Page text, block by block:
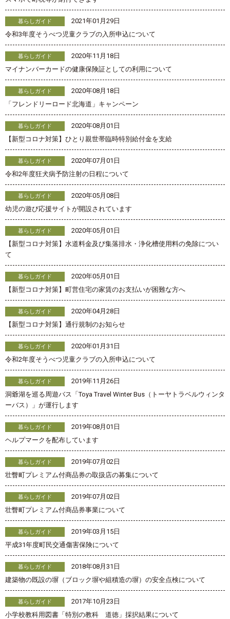
暮らしガイド
2021年01月29日
令和3年度そうべつ児童クラブの入所申込について
暮らしガイド
2020年11月18日
マイナンバーカードの健康保険証としての利用について
暮らしガイド
2020年08月18日
「フレンドリーロード北海道」キャンペーン
暮らしガイド
2020年08月01日
【新型コロナ対策】ひとり親世帯臨時特別給付金を支給
暮らしガイド
2020年07月01日
令和2年度狂犬病予防注射の日程について
暮らしガイド
2020年05月08日
幼児の遊び応援サイトが開設されています
暮らしガイド
2020年05月01日
【新型コロナ対策】水道料金及び集落排水・浄化槽使用料の免除につい
て
暮らしガイド
2020年05月01日
【新型コロナ対策】町営住宅の家賃のお支払いが困難な方へ
暮らしガイド
2020年04月28日
【新型コロナ対策】通行規制のお知らせ
暮らしガイド
2020年01月31日
令和2年度そうべつ児童クラブの入所申込について
暮らしガイド
2019年11月26日
洞爺湖を巡る周遊バス「Toya Travel Winter Bus（トーヤトラベルウィンタ
ーバス）」が運行します
暮らしガイド
2019年08月01日
ヘルプマークを配布しています
暮らしガイド
2019年07月02日
壮瞥町プレミアム付商品券の取扱店の募集について
暮らしガイド
2019年07月02日
壮瞥町プレミアム付商品券事業について
暮らしガイド
2019年03月15日
平成31年度町民交通傷害保険について
暮らしガイド
2018年08月31日
建築物の既設の塀（ブロック塀や組積造の塀）の安全点検について
暮らしガイド
2017年10月23日
小学校教科用図書「特別の教科 道徳」採択結果について